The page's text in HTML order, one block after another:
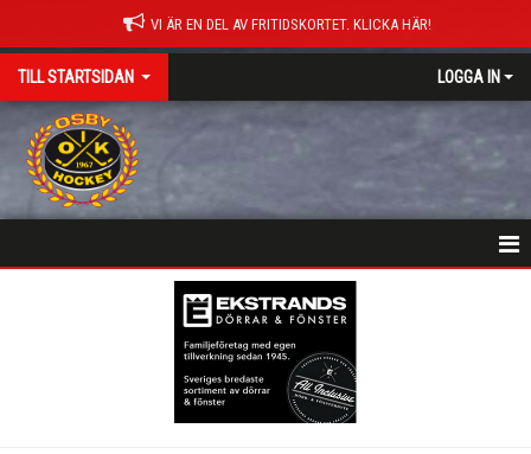
VI ÄR EN DEL AV FRITIDSKORTET. KLICKA HÄR!
TILL STARTSIDAN LOGGA IN